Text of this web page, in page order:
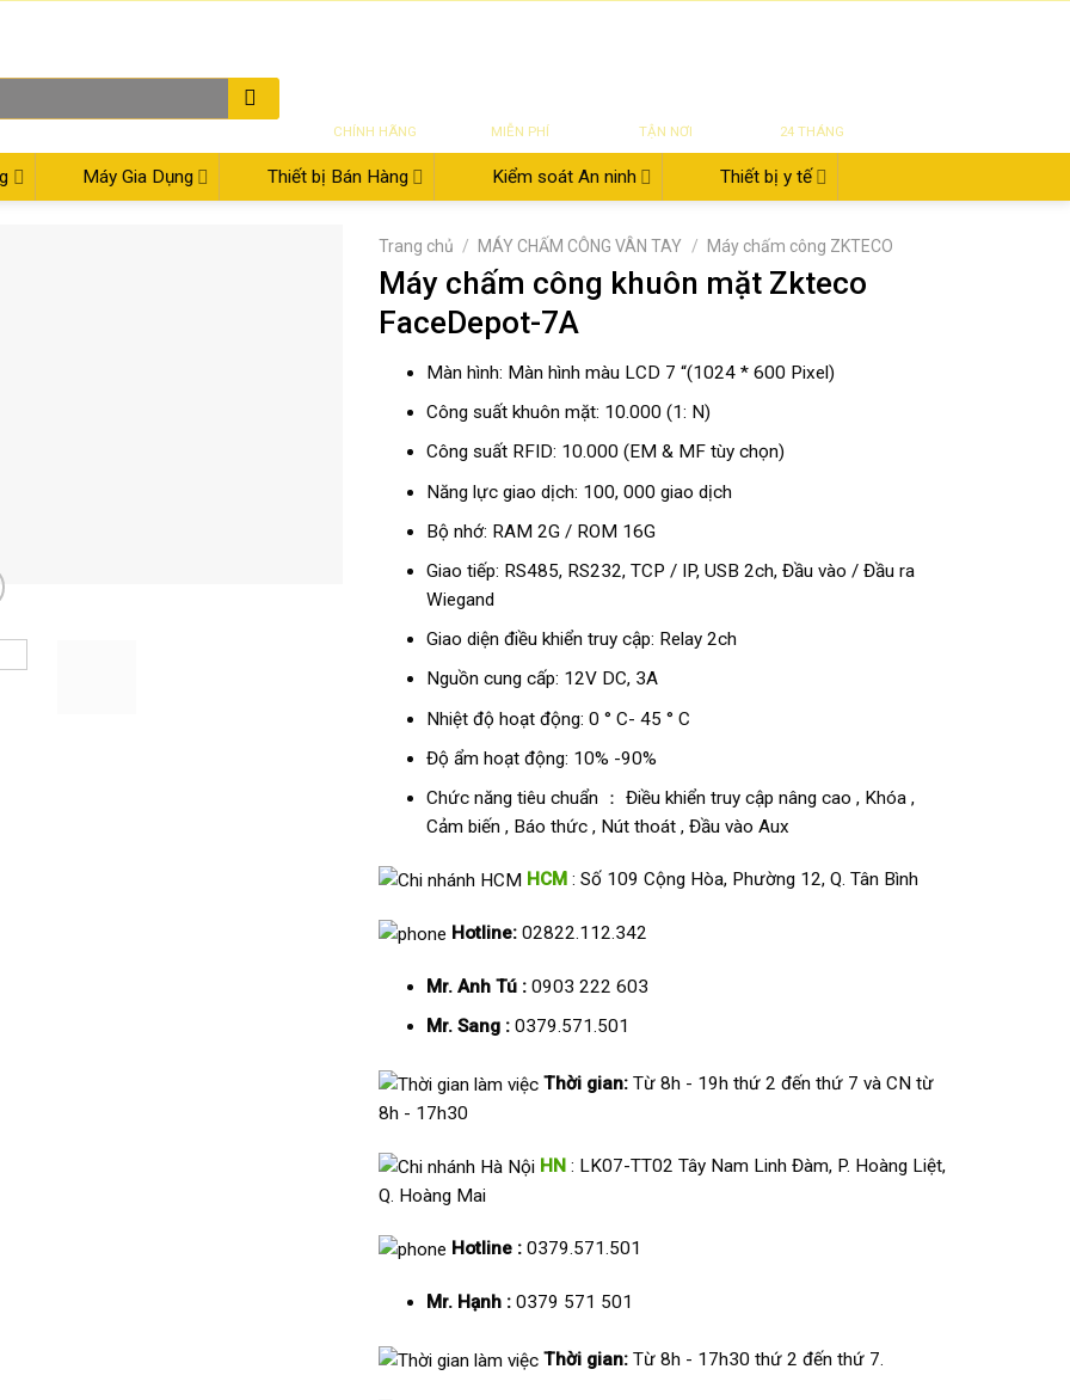
CHÍNH HÃNG
MIỄN PHÍ
TẬN NƠI
24 THÁNG
Máy Gia Dụng Thiết bị Bán Hàng Kiểm soát An ninh Thiết bị y tế
Trang chủ / MÁY CHẤM CÔNG VÂN TAY / Máy chấm công ZKTECO
Máy chấm công khuôn mặt Zkteco
FaceDepot-7A
Màn hình: Màn hình màu LCD 7 “(1024 * 600 Pixel)
Công suất khuôn mặt: 10.000 (1: N)
Công suất RFID: 10.000 (EM & MF tùy chọn)
Năng lực giao dịch: 100, 000 giao dịch
Bộ nhớ: RAM 2G / ROM 16G
Giao tiếp: RS485, RS232, TCP / IP, USB 2ch, Đầu vào / Đầu ra
Wiegand
Giao diện điều khiển truy cập: Relay 2ch
Nguồn cung cấp: 12V DC, 3A
Nhiệt độ hoạt động: 0 ° C- 45 ° C
Độ ẩm hoạt động: 10% -90%
Chức năng tiêu chuẩn ： Điều khiển truy cập nâng cao , Khóa ,
Cảm biến , Báo thức , Nút thoát , Đầu vào Aux
HCM: Số 109 Cộng Hòa, Phường 12, Q. Tân Bình
Hotline:02822.112.342
Mr. Anh Tú : 0903 222 603
Mr. Sang : 0379.571.501
Thời gian:Từ 8h - 19h thứ 2 đến thứ 7 và CN từ
8h - 17h30
HN: LK07-TT02 Tây Nam Linh Đàm, P. Hoàng Liệt,
Q. Hoàng Mai
Hotline :0379.571.501
Mr. Hạnh : 0379 571 501
Thời gian:Từ 8h - 17h30 thứ 2 đến thứ 7.